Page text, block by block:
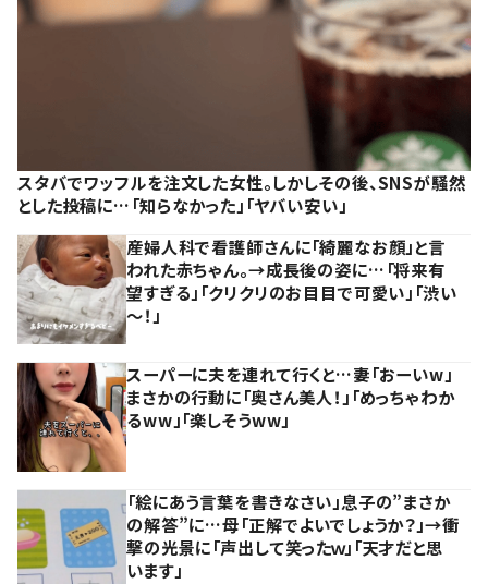
スタバでワッフルを注文した女性。しかしその後、SNSが騒然
とした投稿に…「知らなかった」「ヤバい安い」
産婦人科で看護師さんに「綺麗なお顔」と言
われた赤ちゃん。→成長後の姿に…「将来有
望すぎる」「クリクリのお目目で可愛い」「渋い
～！」
スーパーに夫を連れて行くと…妻「おーいw」
まさかの行動に「奥さん美人！」「めっちゃわか
るww」「楽しそうww」
「絵にあう言葉を書きなさい」息子の”まさか
の解答”に…母「正解でよいでしょうか？」→衝
撃の光景に「声出して笑ったｗ」「天才だと思
います」